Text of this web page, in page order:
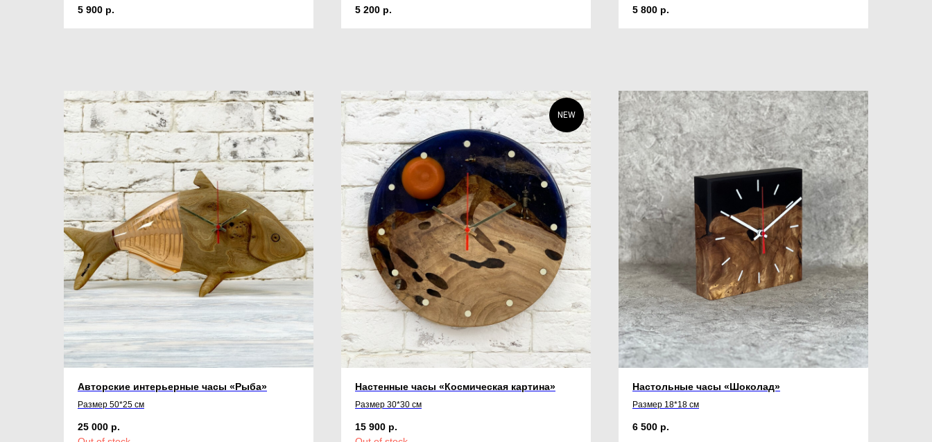
5 900 р. 5 200 р. 5 800 р.
Авторские интерьерные часы «Рыба»
Размер 50*25 см
25 000 р.
NEW
Настенные часы «Космическая картина»
Размер 30*30 см
15 900 р.
Настольные часы «Шоколад»
Размер 18*18 см
6 500 р.